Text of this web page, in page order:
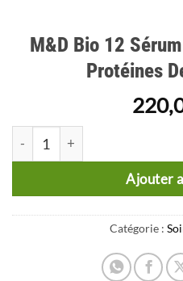
M&D Bio 12
Protéines
quantité de M&D Bio 12
Ajouter
Catégorie :